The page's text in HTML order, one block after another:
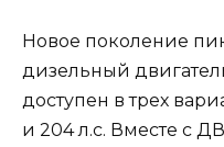
Новое поколение
дизельный
доступен в трех
и 204 л.с. Вместе с